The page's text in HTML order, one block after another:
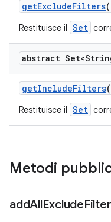
getExcludeFilters
Restituisce il Set
abstract
getIncludeFilters
Restituisce il Set
Metodi
addAllExclude